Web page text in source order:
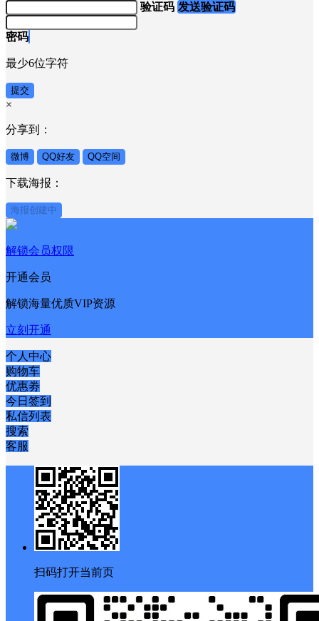
验证码 发送验证码
密码
最少6位字符
提交
×
分享到：
微博 QQ好友 QQ空间
下载海报：
海报创建中
解锁会员权限
开通会员
解锁海量优质VIP资源
立刻开通
个人中心
购物车
优惠劵
今日签到
私信列表
搜索
客服
扫码打开当前页